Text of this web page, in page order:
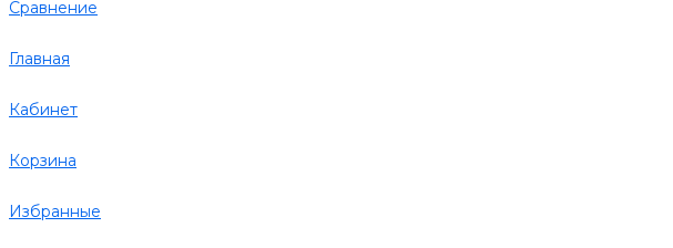
Сравнение
Главная
Кабинет
Корзина
Избранные